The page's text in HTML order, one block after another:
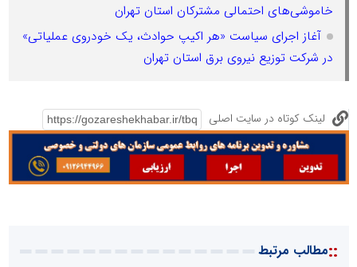
خاموشی‌های احتمالی مشترکان استان تهران
آغاز اجرای سیاست «هر اکیپ حوادث، یک خودروی عملیاتی»
در شرکت توزیع نیروی برق استان تهران
لینک کوتاه در سایت اصلی
::مطالب مرتبط